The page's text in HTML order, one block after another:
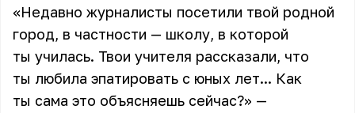
«Недавно журналисты посетили твой родной
город, в частности — школу, в которой
ты училась. Твои учителя рассказали, что
ты любила эпатировать с юных лет... Как
ты сама это объясняешь сейчас?» —